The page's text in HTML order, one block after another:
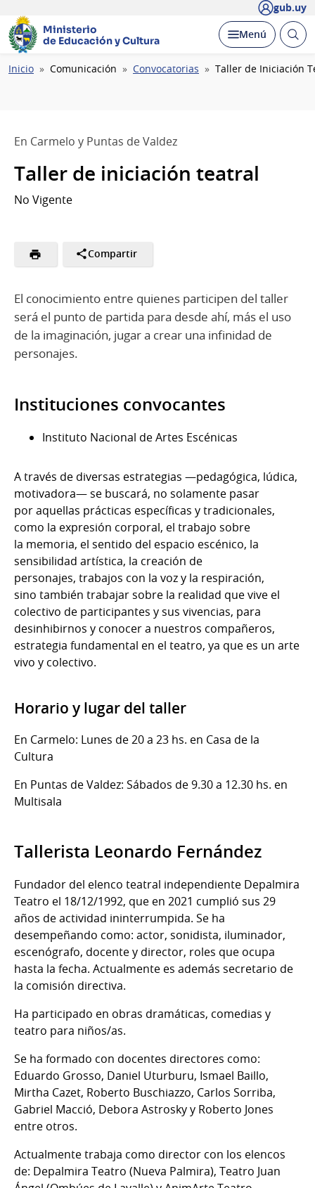
gub.uy
Ministerio
de Educación y Cultura
Desplegar
Menú Abrir
Ruta
Inicio Comunicación Convocatorias Taller de Iniciación
En Carmelo y Puntas de Valdez
Taller de iniciación teatral
No Vigente
Compartir
El conocimiento entre quienes participen del taller
será el punto de partida para desde ahí, más el uso
de la imaginación, jugar a crear una infinidad de
personajes.
Instituciones convocantes
Instituto Nacional de Artes Escénicas
A través de diversas estrategias —pedagógica, lúdica,
motivadora— se buscará, no solamente pasar
por aquellas prácticas específicas y tradicionales,
como la expresión corporal, el trabajo sobre
la memoria, el sentido del espacio escénico, la
sensibilidad artística, la creación de
personajes, trabajos con la voz y la respiración,
sino también trabajar sobre la realidad que vive el
colectivo de participantes y sus vivencias, para
desinhibirnos y conocer a nuestros compañeros,
estrategia fundamental en el teatro, ya que es un arte
vivo y colectivo.
Horario y lugar del taller
En Carmelo: Lunes de 20 a 23 hs. en Casa de la
Cultura
En Puntas de Valdez: Sábados de 9.30 a 12.30 hs. en
Multisala
Tallerista Leonardo Fernández
Fundador del elenco teatral independiente Depalmira
Teatro el 18/12/1992, que en 2021 cumplió sus 29
años de actividad ininterrumpida. Se ha
desempeñando como: actor, sonidista, iluminador,
escenógrafo, docente y director, roles que ocupa
hasta la fecha. Actualmente es además secretario de
la comisión directiva.
Ha participado en obras dramáticas, comedias y
teatro para niños/as.
Se ha formado con docentes directores como:
Eduardo Grosso, Daniel Uturburu, Ismael Baillo,
Mirtha Cazet, Roberto Buschiazzo, Carlos Sorriba,
Gabriel Macció, Debora Astrosky y Roberto Jones
entre otros.
Actualmente trabaja como director con los elencos
de: Depalmira Teatro (Nueva Palmira), Teatro Juan